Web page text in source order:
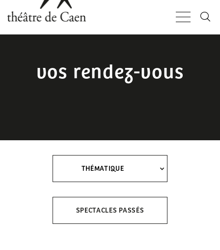
au
contenu
principal
vos rendez-vous
THÉMATIQUE
SPECTACLES PASSÉS
Panneau de gestion des cookies